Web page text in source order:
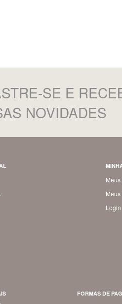
SE E
NOVIDADES
Login
FORMAS DE